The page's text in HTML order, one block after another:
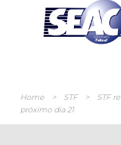
Home > STF >
STF
próximo dia 21